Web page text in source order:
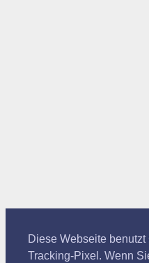
Diese Webseite benutzt
Tracking-Pixel. Wenn